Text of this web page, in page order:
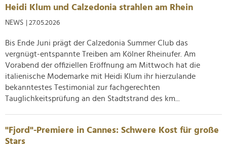
analysieren. Außerdem geben wir Informationen zu Ihrer
soziale Medien, Werbung und Analysen weiter. Unsere
Partner führen diese Informationen möglicherweise mit
weiteren Daten zusammen, die Sie ihnen bereitgestellt
haben oder die sie im Rahmen Ihrer Nutzung der Dienste
gesammelt haben.
Heidi Klum und Calzedonia strahlen am Rhein
NEWS | 27.05.2026
Bis Ende Juni prägt der Calzedonia Summer Club das
vergnügt-entspannte Treiben am Kölner Rheinufer. Am
Vorabend der offiziellen Eröffnung am Mittwoch hat die
italienische Modemarke mit Heidi Klum ihr hierzulande
bekanntestes Testimonial zur fachgerechten
Tauglichkeitsprüfung an den Stadtstrand des km...
"Fjord"-Premiere in Cannes: Schwere Kost für große
Stars